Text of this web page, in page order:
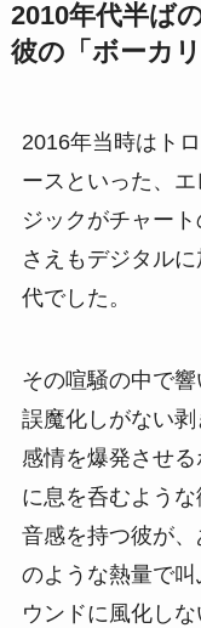
2010年代半ば
彼の「ボーカ
2016年当時はト
ースといった、
ジックがチャー
さえもデジタル
代でした。
その喧騒の中で
誤魔化しがない剥
感情を爆発させ
に息を呑むよう
音感を持つ彼が
のような熱量で
ウンドに風化し